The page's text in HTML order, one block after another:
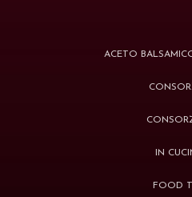
ACETO
IN
FOOD